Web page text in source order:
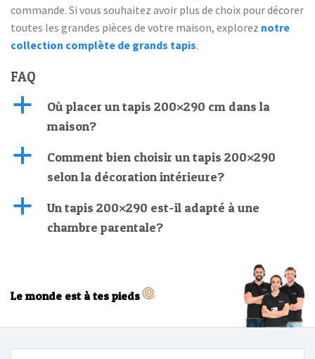
commande. Si vous souhaitez avoir plus de choix pour décorer
toutes les grandes pièces de votre maison, explorez notre
collection complète de grands tapis.
FAQ
a
Où placer un tapis 200×290 cm dans la
maison?
a
Comment bien choisir un tapis 200×290
selon la décoration intérieure?
a
Un tapis 200×290 est-il adapté à une
chambre parentale?
Le monde est à tes pieds